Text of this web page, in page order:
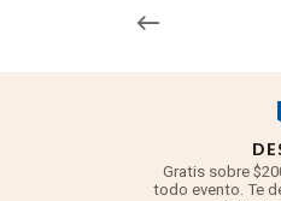
Gratis sobre
todo evento. Te